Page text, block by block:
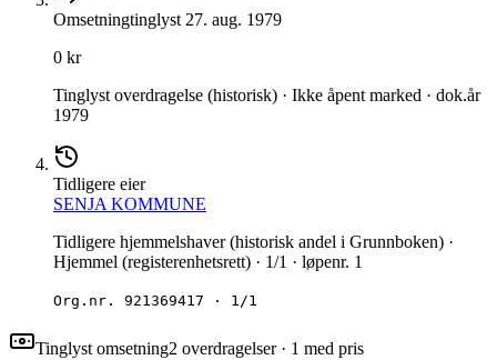
Omsetningtinglyst 27. aug. 1979
0 kr
Tinglyst overdragelse (historisk) · Ikke åpent marked · dok.år
1979
Tidligere eier
SENJA KOMMUNE
Tidligere hjemmelshaver (historisk andel i Grunnboken) ·
Hjemmel (registerenhetsrett) · 1/1 · løpenr. 1
Org.nr. 921369417 · 1/1
Tinglyst omsetning2 overdragelser· 1 med pris